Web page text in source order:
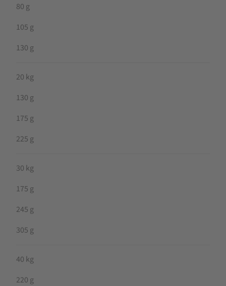
80 g
105 g
130 g
20 kg
130 g
175 g
225 g
30 kg
175 g
245 g
305 g
40 kg
220 g